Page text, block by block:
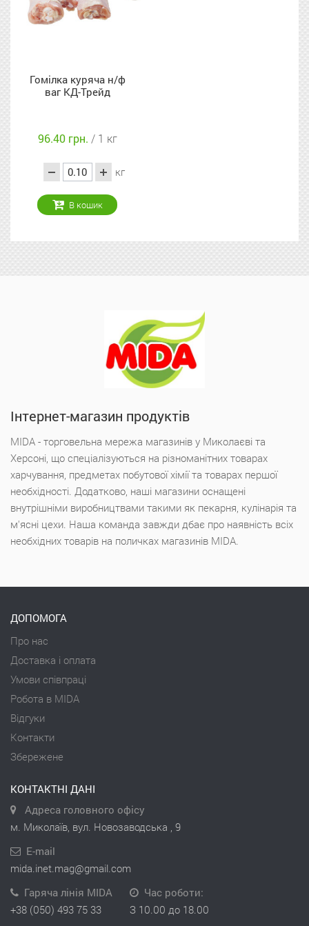
Гомілка куряча н/ф
ваг КД-Трейд
96.40 грн. / 1 кг
кг
В кошик
Інтернет-магазин продуктів
MIDA - торговельна мережа магазинів у Миколаєві та
Херсоні, що спеціалізуються на різноманітних товарах
харчування, предметах побутової хімії та товарах першої
необхідності. Додатково, наші магазини оснащені
внутрішніми виробництвами такими як пекарня, кулінарія та
м'ясні цехи. Наша команда завжди дбає про наявність всіх
необхідних товарів на поличках магазинів MIDA.
ДОПОМОГА
Про нас
Доставка і оплата
Умови співпраці
Робота в MIDA
Відгуки
Контакти
Збережене
КОНТАКТНІ ДАНІ
Адреса головного офісу
м. Миколаїв, вул. Новозаводська , 9
E-mail
mida.inet.mag@gmail.com
Гаряча лінія MIDA
+38 (050) 493 75 33
Час роботи:
З 10.00 до 18.00